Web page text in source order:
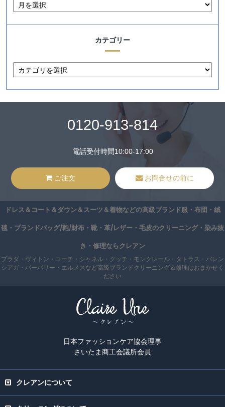
カテゴリー
0120-913-814
電話受付時間10:00-17:00
ご注文 お問合せの前に
ドレス＆コート＆ダウン＆スーツ＆着物などの高級ブランド服・布団・絨
毯・ブランドバッグ/鞄/財布・靴・革/レザー・毛皮のクリーニング・染み抜
き・修理ならクレアン
プラダ・ヴィトン・コーチ・シャネル・グッチ・モンクレール・タトラス・バレン
シアガ・バーバリー・エルメスなど高級ブランドクリーニング＆修理はおまかせく
ださい
日本ファッションケア協会理事
さいたま商工会議所会員
クレアンについて